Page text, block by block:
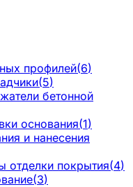
профилей(6)
(5)
бетонной
основания(1)
и нанесения
отделки покрытия(4)
(3)